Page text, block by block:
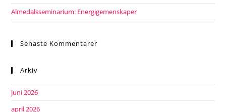
Almedalsseminarium: Energigemenskaper
Senaste Kommentarer
Arkiv
juni 2026
april 2026